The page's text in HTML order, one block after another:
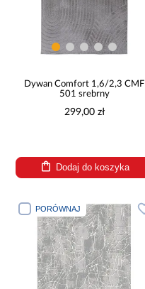
Dywan Comfort 1,6/2,3 CMF
501 srebrny
299,00 zł
Dodaj do koszyka
PORÓWNAJ